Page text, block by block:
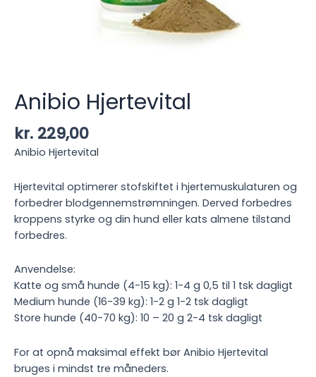
Anibio Hjertevital
kr. 229,00
Anibio Hjertevital
Hjertevital optimerer stofskiftet i hjertemuskulaturen og
forbedrer blodgennemstrømningen. Derved forbedres
kroppens styrke og din hund eller kats almene tilstand
forbedres.
Anvendelse:
Katte og små hunde (4-15 kg): 1-4 g 0,5 til 1 tsk dagligt
Medium hunde (16-39 kg): 1-2 g 1-2 tsk dagligt
Store hunde (40-70 kg): 10 – 20 g 2-4 tsk dagligt
For at opnå maksimal effekt bør Anibio Hjertevital
bruges i mindst tre måneders.